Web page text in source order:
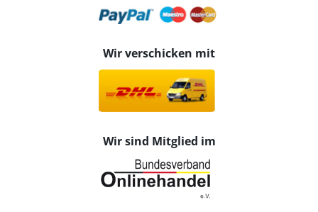
Wir verschicken mit
Wir sind Mitglied im